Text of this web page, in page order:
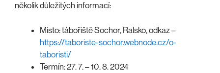
několik důležitých informací:
Místo: tábořiště Sochor, Ralsko, odkaz –
https://taboriste-sochor.webnode.cz/o-
taboristi/
Termín: 27. 7. – 10. 8. 2024